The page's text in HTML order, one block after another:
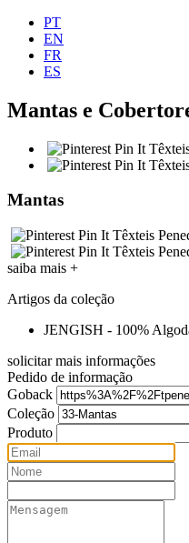
PT
EN
FR
ES
Mantas e
Mantas
saiba mais +
Artigos da coleção
JENGISH - 100%
solicitar mais informações
Pedido de informação
Goback
Coleção
Produto